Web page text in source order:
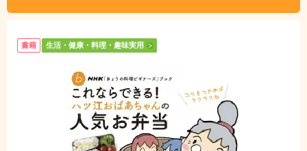
書籍 生活・健康・料理・趣味実用